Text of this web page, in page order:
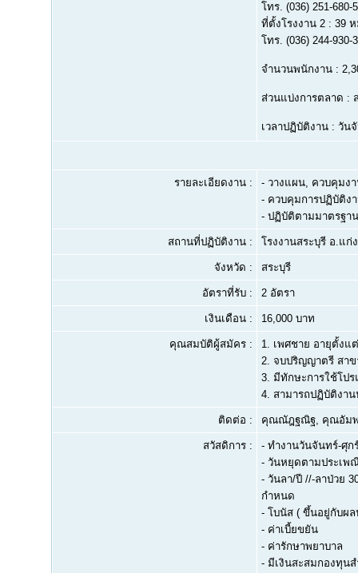
โทร. (036) 251-680-
ที่ตั้งโรงงาน 2 : 39
โทร. (036) 244-930-
จำนวนพนักงาน :
ส่วนแบ่งการตลาด :
เวลาปฏิบัติงาน : วันจั
รายละเอียดงาน :
- วางแผน, ควบคุมง
- ควบคุมการปฏิบัติง
- ปฏิบัติตามมาตรฐา
สถานที่ปฏิบัติงาน : โรงงานสระบุรี อ.แ
จังหวัด : สระบุรี
อัตราที่รับ : 2 อัตรา
เงินเดือน : 16,000 บาท
คุณสมบัติผู้สมัคร : 1. เพศชาย อายุตั้งแ
2. จบปริญญาตรี สาข
3. มีทักษะการใช้โป
4. สามารถปฏิบัติงาน
ติดต่อ : คุณณัฎฐณิฐ, คุณอัม
สวัสดิการ :
- ทำงานวันจันทร์-ศุก
- วันหยุดตามประเพ
- วันลา/ปี //-ลาป่วย
กำหนด
- โบนัส ( ขึ้นอยู่กับผล
- ค่าเบี้ยขยัน
- ค่ารักษาพยาบาล
- มีเงินสะสมกองทุนส